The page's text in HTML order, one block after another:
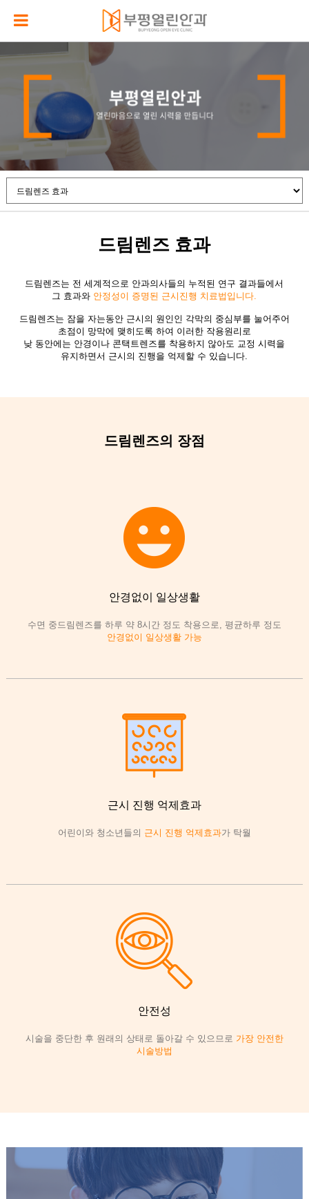
드림렌즈 효과
드림렌즈는 전 세계적으로 안과의사들의 누적된 연구 결과들에서
그 효과와 안정성이 증명된 근시진행 치료법입니다.
드림렌즈는 잠을 자는동안 근시의 원인인 각막의 중심부를 눌어주어
초점이 망막에 맺히도록 하여 이러한 작용원리로
낮 동안에는 안경이나 콘택트렌즈를 착용하지 않아도 교정 시력을
유지하면서 근시의 진행을 억제할 수 있습니다.
드림렌즈의 장점
안경없이 일상생활
수면 중드림렌즈를 하루 약 8시간 정도 착용으로, 평균하루 정도
안경없이 일상생활 가능
근시 진행 억제효과
어린이와 청소년들의 근시 진행 억제효과가 탁월
안전성
시술을 중단한 후 원래의 상태로 돌아갈 수 있으므로 가장 안전한
시술방법